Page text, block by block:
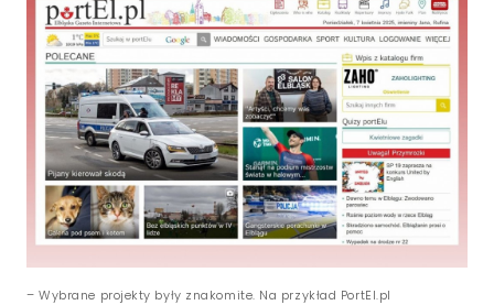
– Wybrane projekty były znakomite. Na przykład PortEl.pl